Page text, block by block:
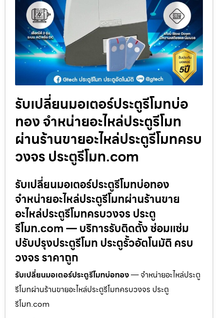
รับเปลี่ยนมอเตอร์ประตูรีโมทบ่อ
ทอง จำหน่ายอะไหล่ประตูรีโมท
ผ่านร้านขายอะไหล่ประตูรีโมทครบ
วงจร ประตูรีโมท.com
รับเปลี่ยนมอเตอร์ประตูรีโมทบ่อทอง
จำหน่ายอะไหล่ประตูรีโมทผ่านร้านขาย
อะไหล่ประตูรีโมทครบวงจร ประตู
รีโมท.com — บริการรับติดตั้ง ซ่อมแซ่ม
ปรับปรุงประตูรีโมท ประตูรั้วอัตโนมัติ ครบ
วงจร ราคาถูก
รับเปลี่ยนมอเตอร์ประตูรีโมทบ่อทอง— จำหน่ายอะไหล่ประตู
รีโมทผ่านร้านขายอะไหล่ประตูรีโมทครบวงจร ประตู
รีโมท.com